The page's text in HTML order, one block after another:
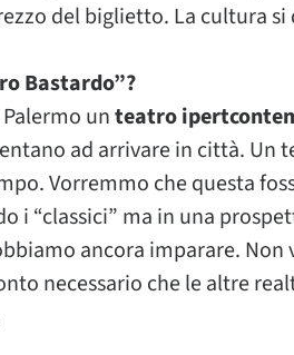
del biglietto. La cultura
Bastardo”?
unteatro
ad arrivare in città. Un
Vorremmo che questa
i “classici” ma in una
ancora imparare. Non
necessario che le altre